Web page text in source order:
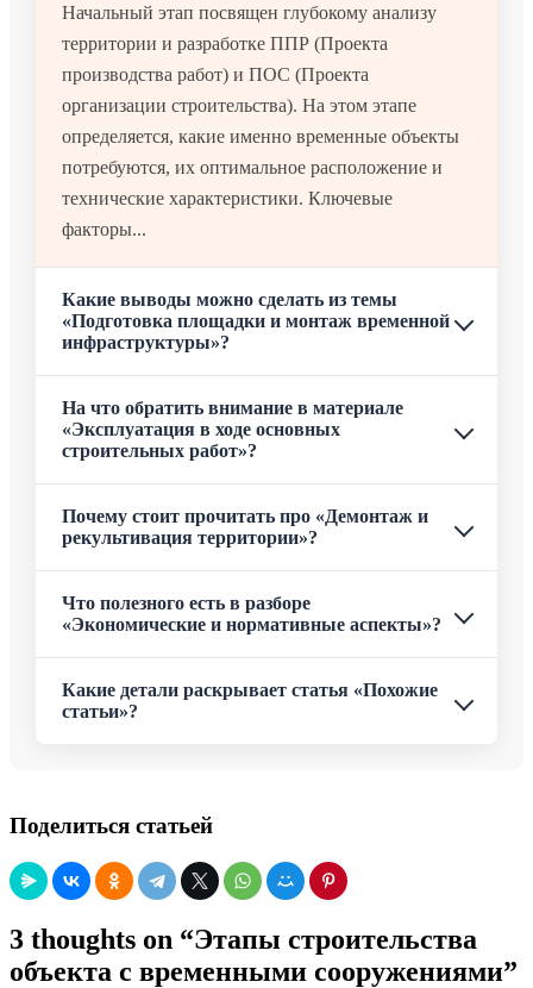
Начальный этап посвящен глубокому анализу
территории и разработке ППР (Проекта
производства работ) и ПОС (Проекта
организации строительства). На этом этапе
определяется, какие именно временные объекты
потребуются, их оптимальное расположение и
технические характеристики. Ключевые
факторы...
Какие выводы можно сделать из темы
«Подготовка площадки и монтаж временной
инфраструктуры»?
На что обратить внимание в материале
«Эксплуатация в ходе основных
строительных работ»?
Почему стоит прочитать про «Демонтаж и
рекультивация территории»?
Что полезного есть в разборе
«Экономические и нормативные аспекты»?
Какие детали раскрывает статья «Похожие
статьи»?
Поделиться статьей
3 thoughts on “Этапы строительства
объекта с временными сооружениями”